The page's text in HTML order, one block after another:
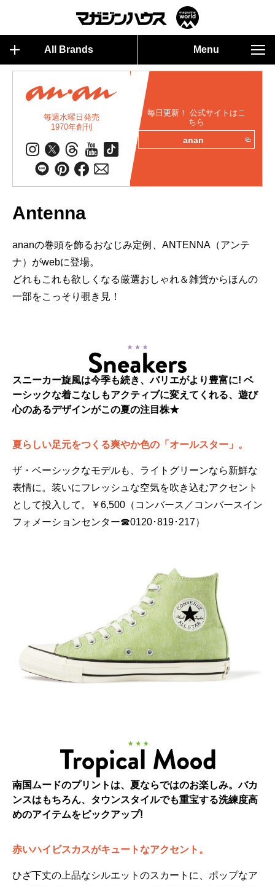
All Brands Menu
毎週水曜日発売
1970年創刊
毎日更新！ 公式サイトはこ
ちら
anan
Antenna
ananの巻頭を飾るおなじみ定例、ANTENNA（アンテ
ナ）がwebに登場。
どれもこれも欲しくなる厳選おしゃれ＆雑貨からほんの
一部をこっそり覗き見！
スニーカー旋風は今季も続き、バリエがより豊富に! ベ
ーシックな着こなしもアクティブに変えてくれる、遊び
心のあるデザインがこの夏の注目株★
夏らしい足元をつくる爽やか色の「オールスター」。
ザ・ベーシックなモデルも、ライトグリーンなら新鮮な
表情に。装いにフレッシュな空気を吹き込むアクセント
として投入して。￥6,500（コンバース／コンバースイン
フォメーションセンター☎0120･819･217）
南国ムードのプリントは、夏ならではのお楽しみ。バカ
ンスはもちろん、タウンスタイルでも重宝する洗練度高
めのアイテムをピックアップ!
赤いハイビスカスがキュートなアクセント。
ひざ下丈の上品なシルエットのスカートに、ポップなア